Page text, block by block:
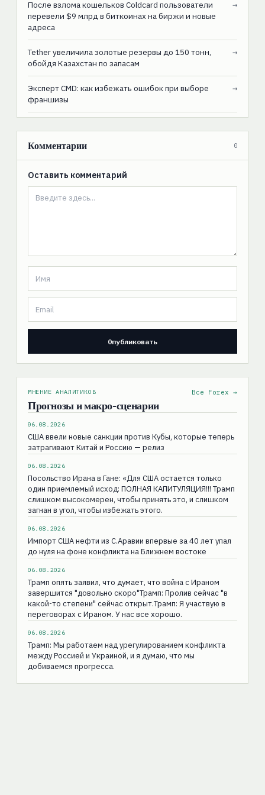
После взлома кошельков Coldcard пользователи
перевели $9 млрд в биткоинах на биржи и новые
адреса
→
Tether увеличила золотые резервы до 150 тонн,
обойдя Казахстан по запасам
→
Эксперт CMD: как избежать ошибок при выборе
франшизы
→
Комментарии 0
Оставить комментарий
МНЕНИЕ АНАЛИТИКОВ
Прогнозы и макро-сценарии
Все Forex →
06.08.2026
США ввели новые санкции против Кубы, которые теперь
затрагивают Китай и Россию — релиз
06.08.2026
Посольство Ирана в Гане: «Для США остаeтся только
один приемлемый исход: ПОЛНАЯ КАПИТУЛЯЦИЯ!!! Трамп
слишком высокомерен, чтобы принять это, и слишком
загнан в угол, чтобы избежать этого.
06.08.2026
Импорт США нефти из С.Аравии впервые за 40 лет упал
до нуля на фоне конфликта на Ближнем востоке
06.08.2026
Трамп опять заявил, что думает, что война с Ираном
завершится "довольно скоро"Трамп: Пролив сейчас "в
какой-то степени" сейчас открыт.Трамп: Я участвую в
переговорах с Ираном. У нас все хорошо.
06.08.2026
Трамп: Мы работаем над урегулированием конфликта
между Россией и Украиной, и я думаю, что мы
добиваемся прогресса.